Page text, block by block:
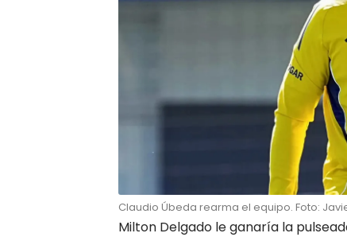
Claudio Úbeda rearma el equipo. Foto:
Milton Delgado le ganaría la